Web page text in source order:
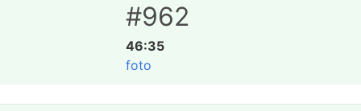
#962
46:35
foto